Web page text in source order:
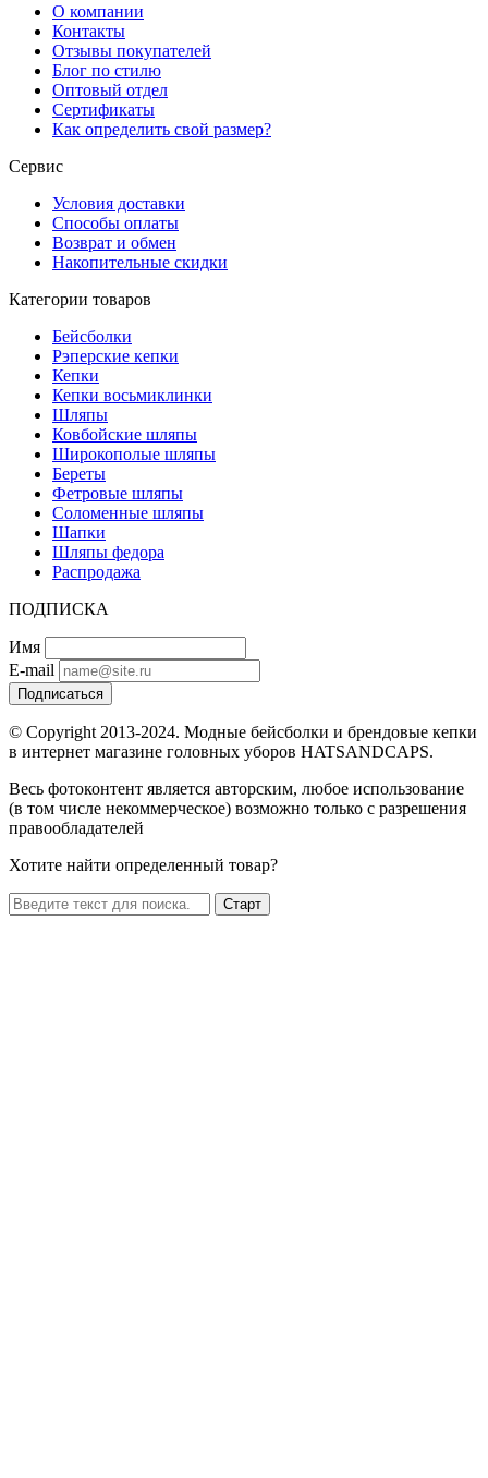
О компании
Контакты
Отзывы покупателей
Блог по стилю
Оптовый отдел
Сертификаты
Как определить свой размер?
Сервис
Условия доставки
Способы оплаты
Возврат и обмен
Накопительные скидки
Категории товаров
Бейсболки
Рэперские кепки
Кепки
Кепки восьмиклинки
Шляпы
Ковбойские шляпы
Широкополые шляпы
Береты
Фетровые шляпы
Соломенные шляпы
Шапки
Шляпы федора
Распродажа
ПОДПИСКА
Имя
E-mail
Подписаться
© Copyright 2013-2024. Модные бейсболки и брендовые кепки
в интернет магазине головных уборов HATSANDCAPS.
Весь фотоконтент является авторским, любое использование
(в том числе некоммерческое) возможно только с разрешения
правообладателей
Хотите найти определенный товар?
Старт